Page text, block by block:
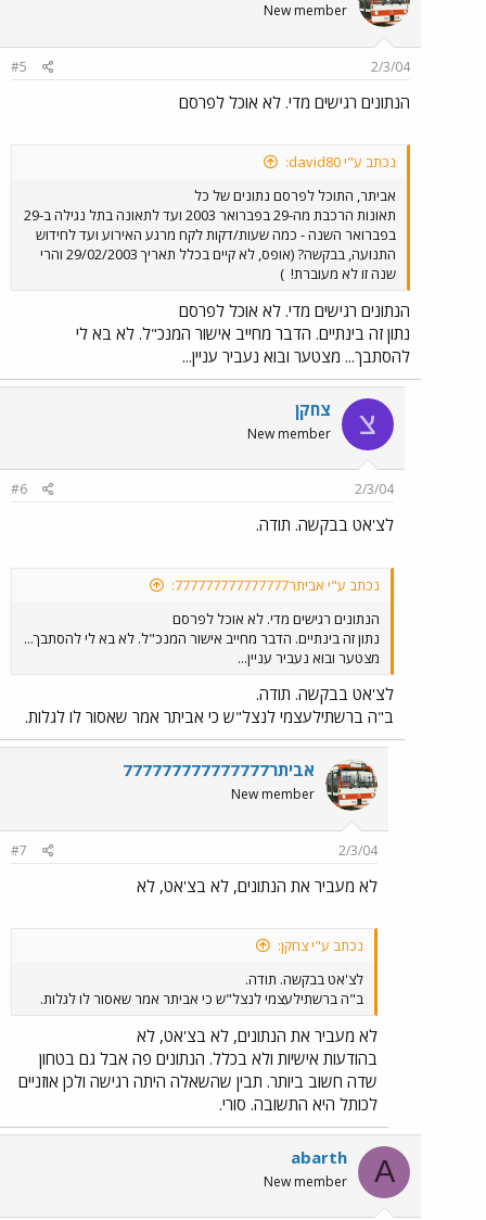
New member
2/3/04
#5
הנתונים רגישים מדי. לא אוכל לפרסם
נכתב ע"י david80:
אביתר, התוכל לפרסם נתונים של כל
תאונות הרכבת מה-29 בפברואר 2003 ועד לתאונה בתל נגילה ב-29
בפברואר השנה - כמה שעות/דקות לקח מרגע האירוע ועד לחידוש
התנועה, בבקשה? (אופס, לא קיים בכלל תאריך 29/02/2003 והרי
שנה זו לא מעוברת! )
הנתונים רגישים מדי. לא אוכל לפרסם
נתון זה בינתיים. הדבר מחייב אישור המנכ"ל. לא בא לי
להסתבך... מצטער ובוא נעביר עניין...
צ צחקן
New member
2/3/04
#6
לצ'אט בבקשה. תודה.
נכתב ע"י אביתר777777777777777:
הנתונים רגישים מדי. לא אוכל לפרסם
נתון זה בינתיים. הדבר מחייב אישור המנכ"ל. לא בא לי להסתבך...
מצטער ובוא נעביר עניין...
לצ'אט בבקשה. תודה.
ב"ה ברשתילעצמי לנצל"ש כי אביתר אמר שאסור לו לגלות.
אביתר777777777777777
New member
2/3/04
#7
לא מעביר את הנתונים, לא בצ'אט, לא
נכתב ע"י צחקן:
לצ'אט בבקשה. תודה.
ב"ה ברשתילעצמי לנצל"ש כי אביתר אמר שאסור לו לגלות.
לא מעביר את הנתונים, לא בצ'אט, לא
בהודעות אישיות ולא בכלל. הנתונים פה אבל גם בטחון
שדה חשוב ביותר. תבין שהשאלה היתה רגישה ולכן אוזניים
לכותל היא התשובה. סורי.
A
abarth
New member